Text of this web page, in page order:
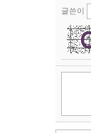
글쓴이